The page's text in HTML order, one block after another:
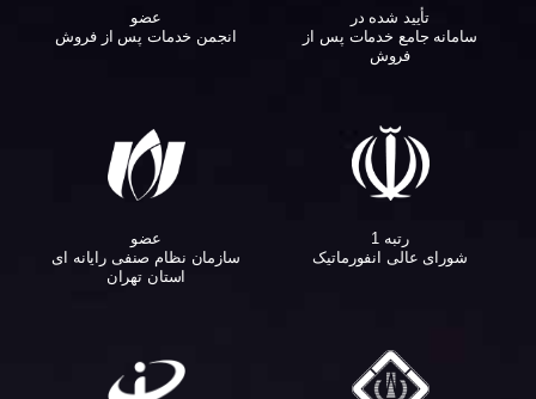
تأیید شده در
سامانه جامع خدمات پس از
فروش
عضو
انجمن خدمات پس از فروش
رتبه 1
شورای عالی انفورماتیک
عضو
سازمان نظام صنفی رایانه ای
استان تهران